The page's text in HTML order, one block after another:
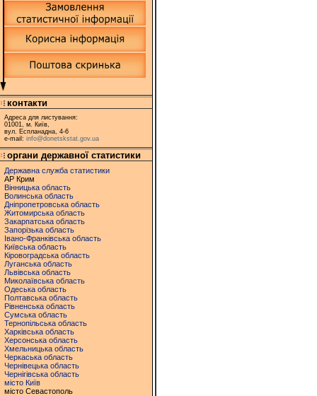
контакти
Адреса для листування:
01001, м. Київ,
вул. Еспланадна, 4-6
e-mail: info@donetskstat.gov.ua
органи державної статистики
Державна служба статистики
АР Крим
Вінницька область
Волинська область
Дніпропетровська область
Житомирська область
Закарпатська область
Запорізька область
Івано-Франківська область
Київська область
Кіровоградська область
Луганська область
Львівська область
Миколаївська область
Одеська область
Полтавська область
Рівненська область
Сумська область
Тернопільська область
Харківська область
Херсонська область
Хмельницька область
Черкаська область
Чернівецька область
Чернігівська область
місто Київ
місто Севастополь